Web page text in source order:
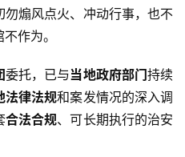
煽风点火、冲动行事，也不
作为。
委托，已与当地政府部门持续
法律法规和案发情况的深入调
合法合规、可长期执行的治安